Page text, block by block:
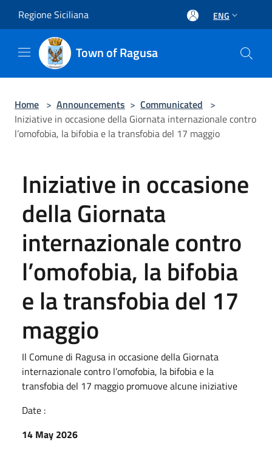
Regione Siciliana ENG
Town of Ragusa
Home > Announcements > Communicated >
Iniziative in occasione della Giornata internazionale contro
l’omofobia, la bifobia e la transfobia del 17 maggio
Iniziative in occasione
della Giornata
internazionale contro
l’omofobia, la bifobia
e la transfobia del 17
maggio
Il Comune di Ragusa in occasione della Giornata
internazionale contro l’omofobia, la bifobia e la
transfobia del 17 maggio promuove alcune iniziative
Date :
14 May 2026